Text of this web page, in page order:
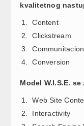
kvalitetnog
Content
Clickstream
Communitacion
Conversion
Model W.I.S.E.
Web Site
Interactivity